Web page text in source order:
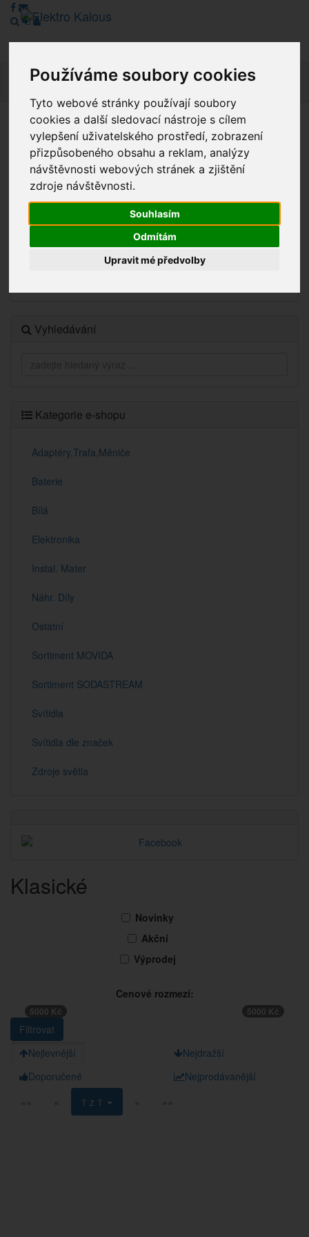
Používáme soubory cookies
Tyto webové stránky používají soubory
cookies a další sledovací nástroje s cílem
vylepšení uživatelského prostředí, zobrazení
přizpůsobeného obsahu a reklam, analýzy
návštěvnosti webových stránek a zjištění
zdroje návštěvnosti.
Souhlasím
Odmítám
Upravit mé předvolby
Vážení zákazníci, v tuto chvíli je Náš internetový obchod v
režimu Katalogu. Objednávky on-line nyní nelze vyřídit.
Děkujeme za pochopení.
Novinky
Vyhledávání
Kategorie e-shopu
Adaptéry,Trafa,Měniče
Baterie
Bílá
Elektronika
Instal. Mater
Náhr. Díly
Ostatní
Sortiment MOVIDA
Sortiment SODASTREAM
Svítidla
Svítidla dle značek
Zdroje světla
Klasické
Novinky
Akční
Výprodej
Cenové rozmezí:
5000 Kč 5000 Kč
Nejlevnější
Nejdražší
Doporučené
Nejprodávanější
««
« 1 z 1 » »»